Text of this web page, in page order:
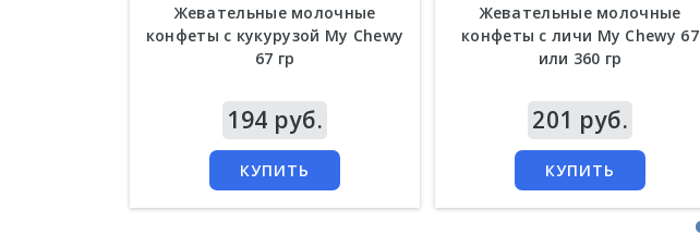
Жевательные молочные
конфеты с кукурузой My Chewy
67 гр
194 руб.
КУПИТЬ
Жевательные молочные
конфеты с личи My Chewy 67
или 360 гр
201 руб.
КУПИТЬ